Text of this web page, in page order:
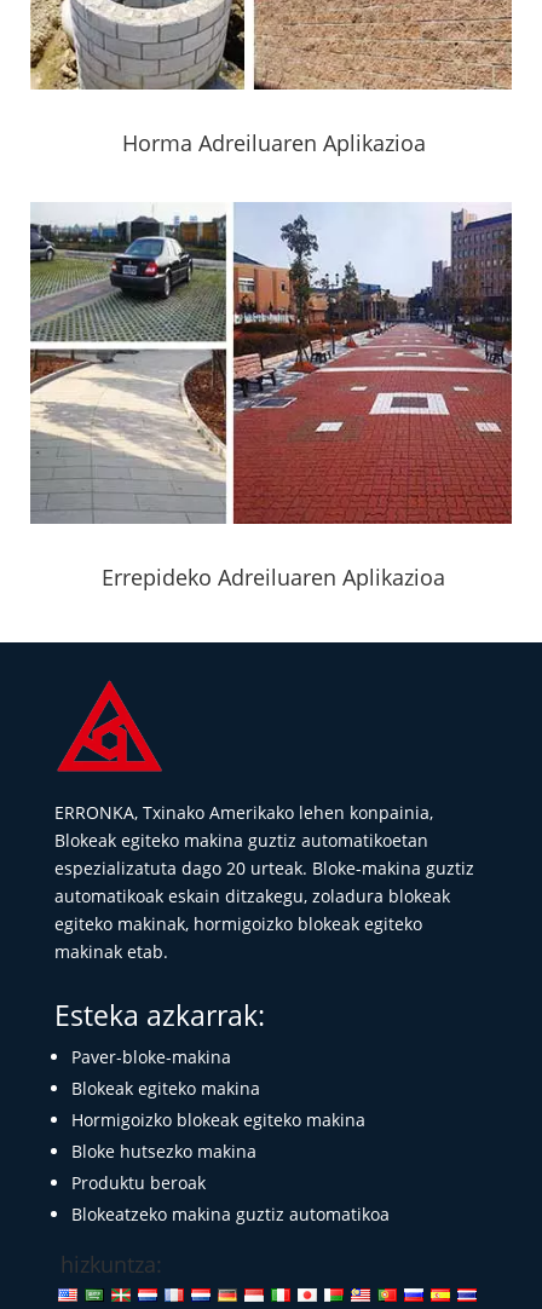
Horma Adreiluaren Aplikazioa
Errepideko Adreiluaren Aplikazioa
ERRONKA, Txinako Amerikako lehen konpainia,
Blokeak egiteko makina guztiz automatikoetan
espezializatuta dago 20 urteak. Bloke-makina guztiz
automatikoak eskain ditzakegu, zoladura blokeak
egiteko makinak, hormigoizko blokeak egiteko
makinak etab.
Esteka azkarrak:
Paver-bloke-makina
Blokeak egiteko makina
Hormigoizko blokeak egiteko makina
Bloke hutsezko makina
Produktu beroak
Blokeatzeko makina guztiz automatikoa
hizkuntza: